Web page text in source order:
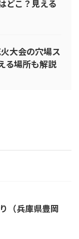
どこ？見える
大会の穴場ス
る場所も解説
（兵庫県豊岡